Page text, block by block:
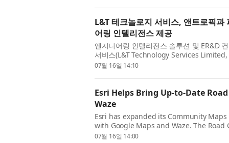
L&T 테크놀로지 서비스, 앤트로픽
어링 인텔리전스 제공
엔지니어링 인텔리전스 솔루션 및 ER&D
서비스(L&T Technology Services
는 앤트로픽(Anthropic)과 파트너십을 체
07월 16일 14:10
Esri Helps Bring Up-to-Date
Waze
Esri has expanded its Community
with Google Maps and Waze. The Road
introduced last year as a way for users
07월 16일 14:00